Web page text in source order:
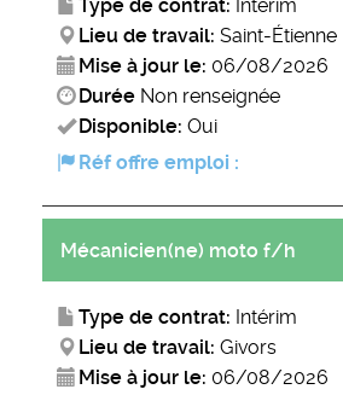
Type de contrat: Intérim
Lieu de travail: Saint-Étienne
Mise à jour le: 06/08/2026
Durée Non renseignée
Disponible: Oui
Réf offre emploi :
Mécanicien(ne) moto f/h
Type de contrat: Intérim
Lieu de travail: Givors
Mise à jour le: 06/08/2026